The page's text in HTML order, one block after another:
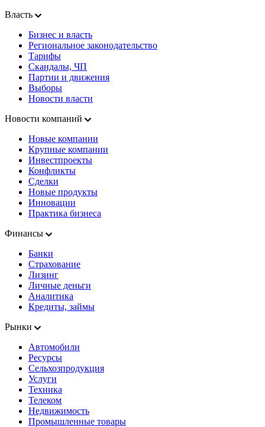
Власть
Бизнес и власть
Региональное законодательство
Тарифы
Скандалы, ЧП
Партии и движения
Выборы
Новости власти
Новости компаний
Новые компании
Крупные компании
Инвестпроекты
Конфликты
Сделки
Новые продукты
Инновации
Практика бизнеса
Финансы
Банки
Страхование
Лизинг
Личные деньги
Аналитика
Кредиты, займы
Рынки
Автомобили
Ресурсы
Сельхозпродукция
Услуги
Техника
Телеком
Недвижимость
Промышленные товары